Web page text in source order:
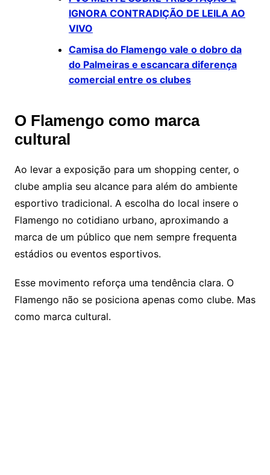
IGNORA CONTRADIÇÃO DE LEILA AO
VIVO
Camisa do Flamengo vale o dobro da
do Palmeiras e escancara diferença
comercial entre os clubes
O Flamengo como marca
cultural
Ao levar a exposição para um shopping center, o
clube amplia seu alcance para além do ambiente
esportivo tradicional. A escolha do local insere o
Flamengo no cotidiano urbano, aproximando a
marca de um público que nem sempre frequenta
estádios ou eventos esportivos.
Esse movimento reforça uma tendência clara. O
Flamengo não se posiciona apenas como clube. Mas
como marca cultural.